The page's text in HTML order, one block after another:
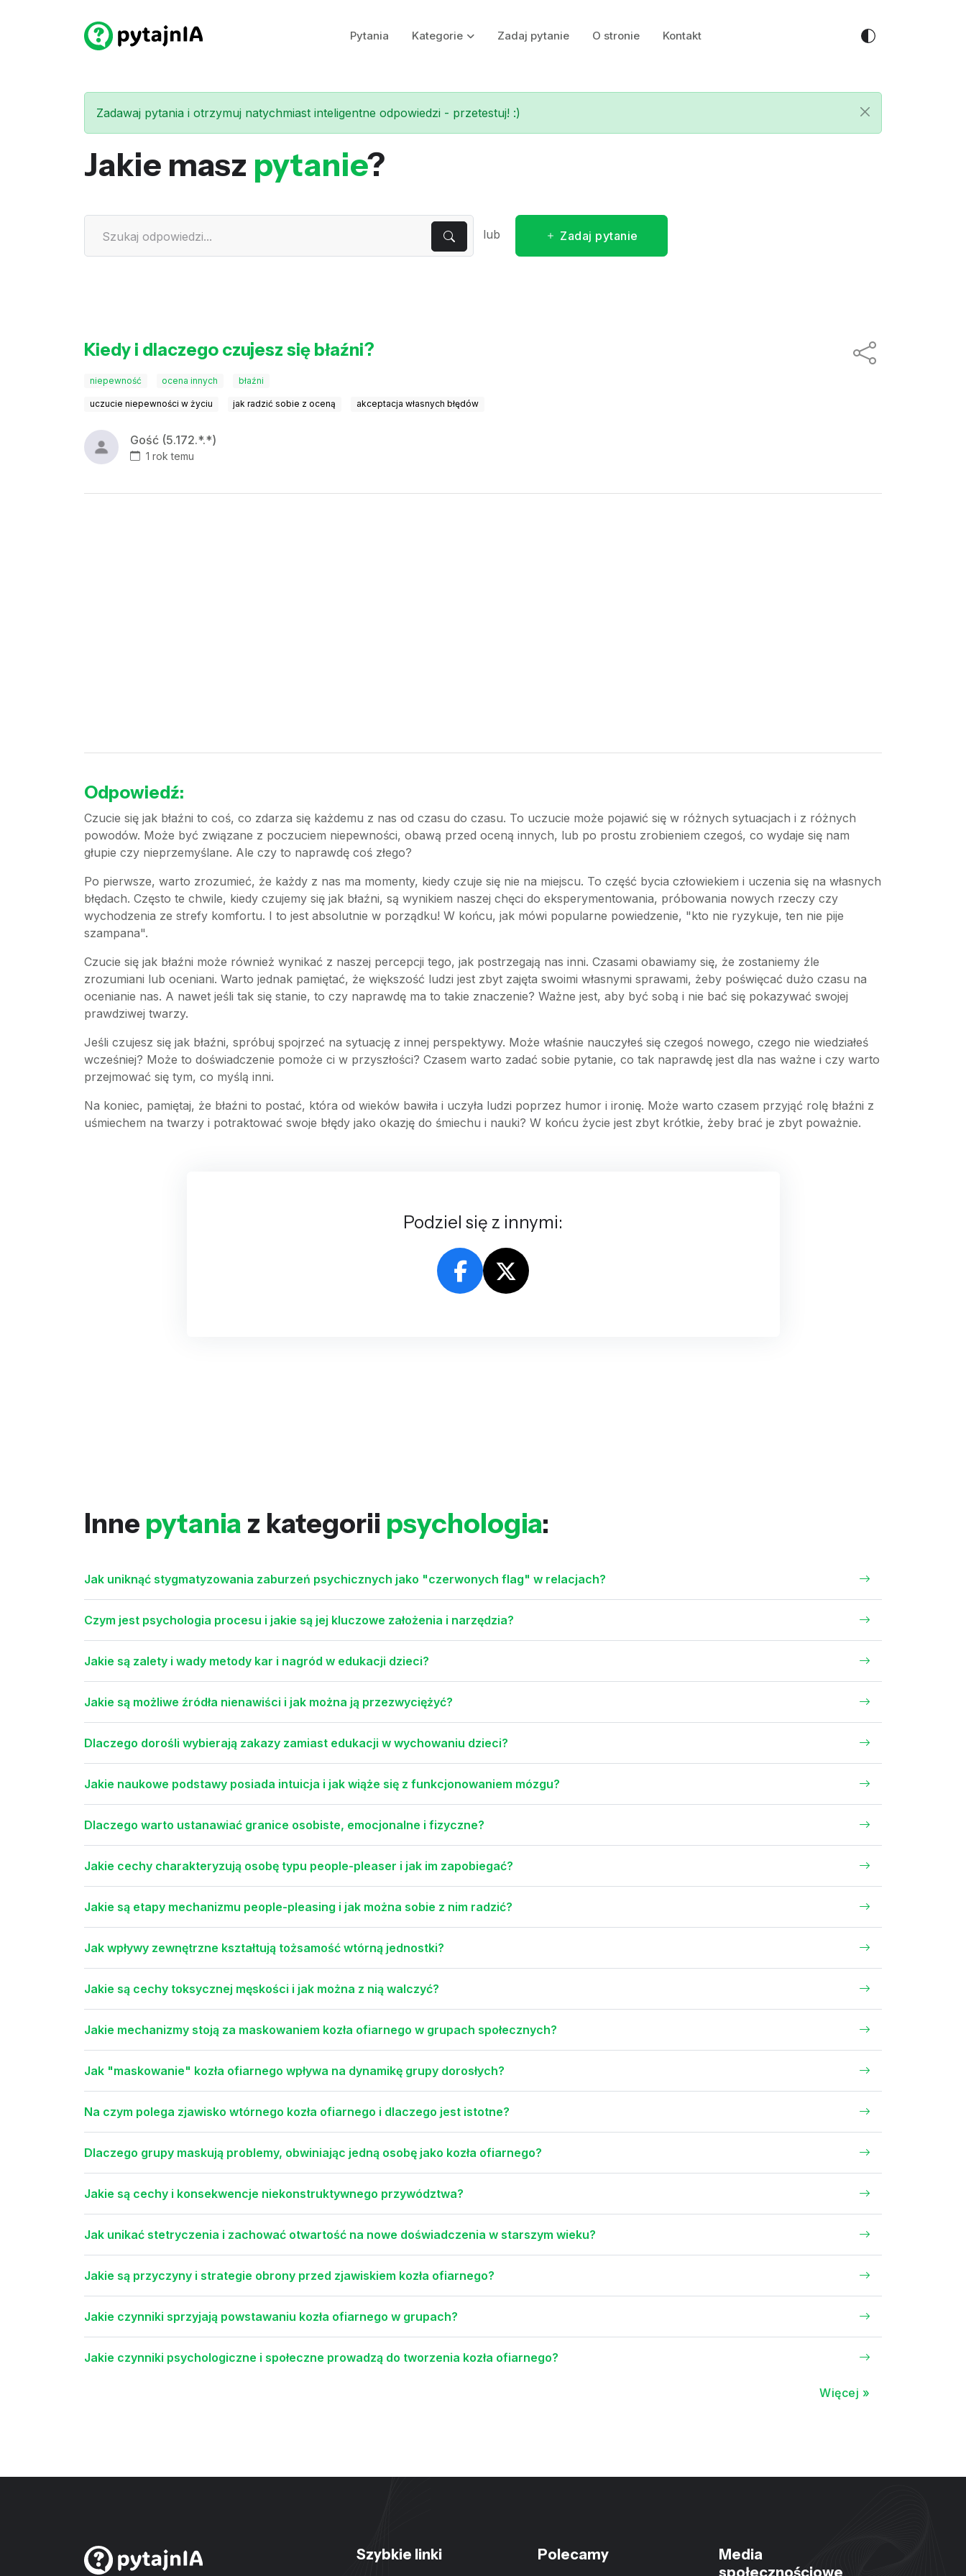
Pytania Kategorie Zadaj pytanie O stronie Kontakt
Zadawaj pytania i otrzymuj natychmiast inteligentne odpowiedzi - przetestuj! :)
Jakie masz pytanie?
lub Zadaj pytanie
Kiedy i dlaczego czujesz się błaźni?
niepewność ocena innych błaźni
uczucie niepewności w życiu jak radzić sobie z oceną akceptacja własnych błędów
Gość (5.172.*.*)
1 rok temu
Odpowiedź:
Czucie się jak błaźni to coś, co zdarza się każdemu z nas od czasu do czasu. To uczucie może pojawić się w różnych sytuacjach i z różnych
powodów. Może być związane z poczuciem niepewności, obawą przed oceną innych, lub po prostu zrobieniem czegoś, co wydaje się nam
głupie czy nieprzemyślane. Ale czy to naprawdę coś złego?
Po pierwsze, warto zrozumieć, że każdy z nas ma momenty, kiedy czuje się nie na miejscu. To część bycia człowiekiem i uczenia się na własnych
błędach. Często te chwile, kiedy czujemy się jak błaźni, są wynikiem naszej chęci do eksperymentowania, próbowania nowych rzeczy czy
wychodzenia ze strefy komfortu. I to jest absolutnie w porządku! W końcu, jak mówi popularne powiedzenie, "kto nie ryzykuje, ten nie pije
szampana".
Czucie się jak błaźni może również wynikać z naszej percepcji tego, jak postrzegają nas inni. Czasami obawiamy się, że zostaniemy źle
zrozumiani lub oceniani. Warto jednak pamiętać, że większość ludzi jest zbyt zajęta swoimi własnymi sprawami, żeby poświęcać dużo czasu na
ocenianie nas. A nawet jeśli tak się stanie, to czy naprawdę ma to takie znaczenie? Ważne jest, aby być sobą i nie bać się pokazywać swojej
prawdziwej twarzy.
Jeśli czujesz się jak błaźni, spróbuj spojrzeć na sytuację z innej perspektywy. Może właśnie nauczyłeś się czegoś nowego, czego nie wiedziałeś
wcześniej? Może to doświadczenie pomoże ci w przyszłości? Czasem warto zadać sobie pytanie, co tak naprawdę jest dla nas ważne i czy warto
przejmować się tym, co myślą inni.
Na koniec, pamiętaj, że błaźni to postać, która od wieków bawiła i uczyła ludzi poprzez humor i ironię. Może warto czasem przyjąć rolę błaźni z
uśmiechem na twarzy i potraktować swoje błędy jako okazję do śmiechu i nauki? W końcu życie jest zbyt krótkie, żeby brać je zbyt poważnie.
Podziel się z innymi:
Inne pytania z kategorii psychologia:
Jak uniknąć stygmatyzowania zaburzeń psychicznych jako "czerwonych flag" w relacjach?
Czym jest psychologia procesu i jakie są jej kluczowe założenia i narzędzia?
Jakie są zalety i wady metody kar i nagród w edukacji dzieci?
Jakie są możliwe źródła nienawiści i jak można ją przezwyciężyć?
Dlaczego dorośli wybierają zakazy zamiast edukacji w wychowaniu dzieci?
Jakie naukowe podstawy posiada intuicja i jak wiąże się z funkcjonowaniem mózgu?
Dlaczego warto ustanawiać granice osobiste, emocjonalne i fizyczne?
Jakie cechy charakteryzują osobę typu people-pleaser i jak im zapobiegać?
Jakie są etapy mechanizmu people-pleasing i jak można sobie z nim radzić?
Jak wpływy zewnętrzne kształtują tożsamość wtórną jednostki?
Jakie są cechy toksycznej męskości i jak można z nią walczyć?
Jakie mechanizmy stoją za maskowaniem kozła ofiarnego w grupach społecznych?
Jak "maskowanie" kozła ofiarnego wpływa na dynamikę grupy dorosłych?
Na czym polega zjawisko wtórnego kozła ofiarnego i dlaczego jest istotne?
Dlaczego grupy maskują problemy, obwiniając jedną osobę jako kozła ofiarnego?
Jakie są cechy i konsekwencje niekonstruktywnego przywództwa?
Jak unikać stetryczenia i zachować otwartość na nowe doświadczenia w starszym wieku?
Jakie są przyczyny i strategie obrony przed zjawiskiem kozła ofiarnego?
Jakie czynniki sprzyjają powstawaniu kozła ofiarnego w grupach?
Jakie czynniki psychologiczne i społeczne prowadzą do tworzenia kozła ofiarnego?
Więcej »
Szybkie linki Polecamy
Media
społecznościowe